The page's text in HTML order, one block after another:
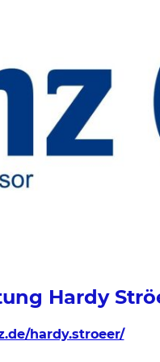
Hardy
hardy.stroeer/